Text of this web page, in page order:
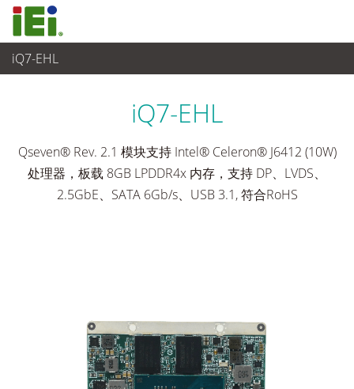
iQ7-EHL
工业主板 >
iQ7-EHL
Qseven® Rev. 2.1 模块支持 Intel® Celeron® J6412 (10W)
处理器，板载 8GB LPDDR4x 内存，支持 DP、LVDS、
2.5GbE、SATA 6Gb/s、USB 3.1, 符合RoHS